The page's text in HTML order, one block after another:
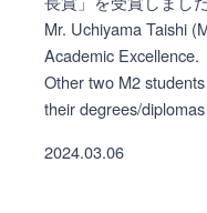
Mr. Uchiyama Taishi
Academic Excellence.
Other two M2
their degrees/
2024.03.06